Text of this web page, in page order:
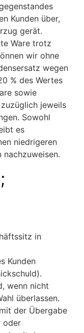
Kunden über,
gerät.
Ware trotz
wir ohne
wegen
% des Wertes
sowie
jeweils
Sowohl
es
niedrigeren
nachzuweisen.
in
Kunden
wenn nicht
überlassen.
der Übergabe
oder